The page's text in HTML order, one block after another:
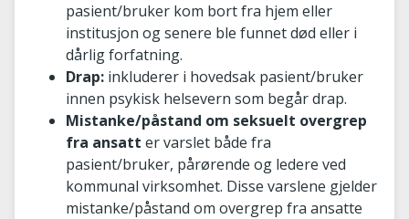
pasient/bruker kom bort fra hjem eller
institusjon og senere ble funnet død eller i
dårlig forfatning.
Drap: inkluderer i hovedsak pasient/bruker
innen psykisk helsevern som begår drap.
Mistanke/påstand om seksuelt overgrep
fra ansatt er varslet både fra
pasient/bruker, pårørende og ledere ved
kommunal virksomhet. Disse varslene gjelder
mistanke/påstand om overgrep fra ansatte